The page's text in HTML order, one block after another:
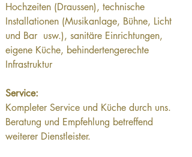
Hochzeiten (Draussen), technische
Installationen (Musikanlage, Bühne, Licht
und Bar  usw.), sanitäre Einrichtungen,
eigene Küche, behindertengerechte
Infrastruktur
Service:
Kompleter Service und Küche durch uns.
Beratung und Empfehlung betreffend
weiterer Dienstleister.